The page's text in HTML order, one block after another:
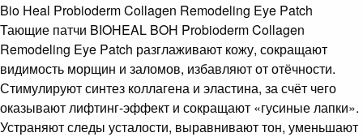
Bio Heal Probioderm Collagen Remodeling Eye Patch
Тающие патчи BIOHEAL BOH Probioderm Collagen
Remodeling Eye Patch разглаживают кожу, сокращают
видимость морщин и заломов, избавляют от отёчности.
Стимулируют синтез коллагена и эластина, за счёт чего
оказывают лифтинг-эффект и сокращают «гусиные лапки».
Устраняют следы усталости, выравнивают тон, уменьшают